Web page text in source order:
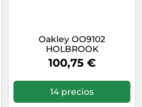
Oakley OO9102
HOLBROOK
910200000000 55
100,75 €
14 precios